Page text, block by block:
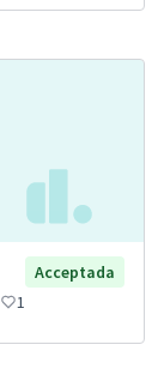
Acceptada
1